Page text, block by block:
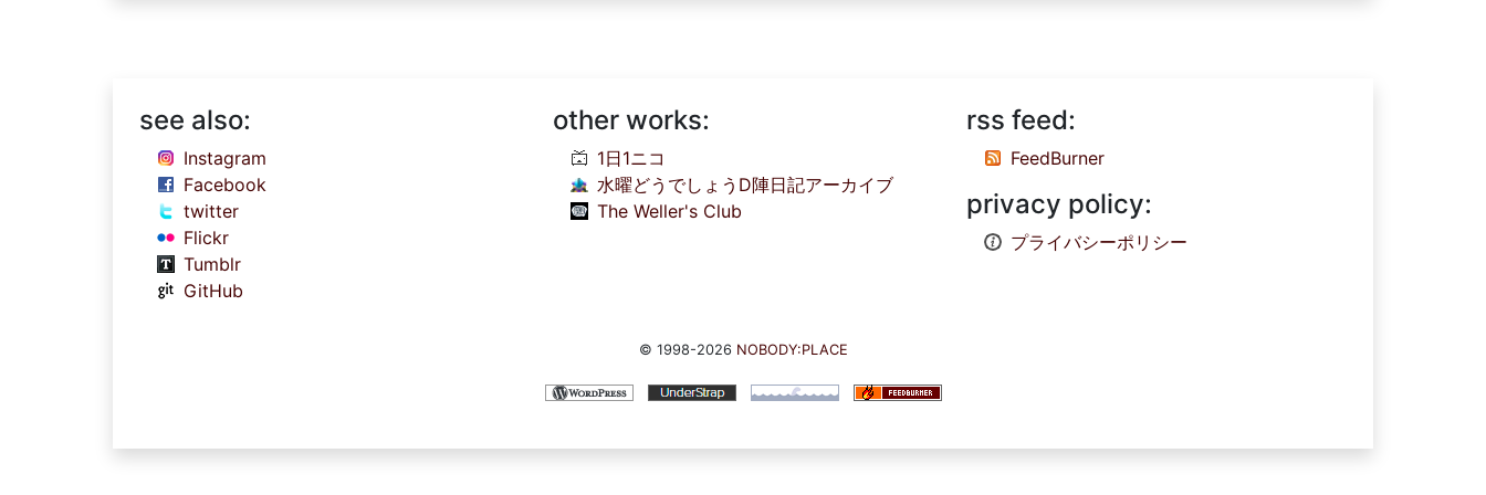
see also:
Instagram
Facebook
twitter
Flickr
Tumblr
GitHub
other works:
1日1ニコ
水曜どうでしょうD陣日記アーカイブ
The Weller's Club
rss feed:
FeedBurner
privacy policy:
プライバシーポリシー
© 1998-2026 NOBODY:PLACE